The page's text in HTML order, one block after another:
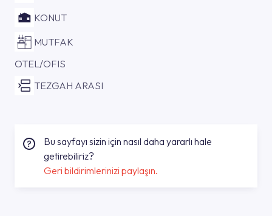
KONUT
MUTFAK
OTEL/OFIS
TEZGAH ARASI
Bu sayfayı sizin için nasıl daha yararlı hale
getirebiliriz?
Geri bildirimlerinizi paylaşın.